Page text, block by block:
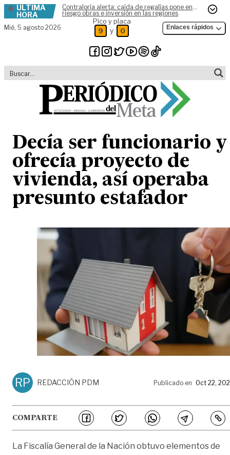
Skip to content
ÚLTIMA
HORA
Contraloría alerta: caída de regalías pone en
riesgo obras e inversión en las regiones
Mié, 5 agosto 2026
Pico y placa
9 y 0 Enlaces rápidos
Decía ser funcionario y
ofrecía proyecto de
vivienda, así operaba
presunto estafador
RP REDACCIÓN PDM Publicado en Oct 22,
COMPARTE
La Fiscalía General de la Nación obtuvo elementos de